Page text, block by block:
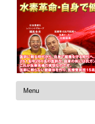
コンテンツへスキップ